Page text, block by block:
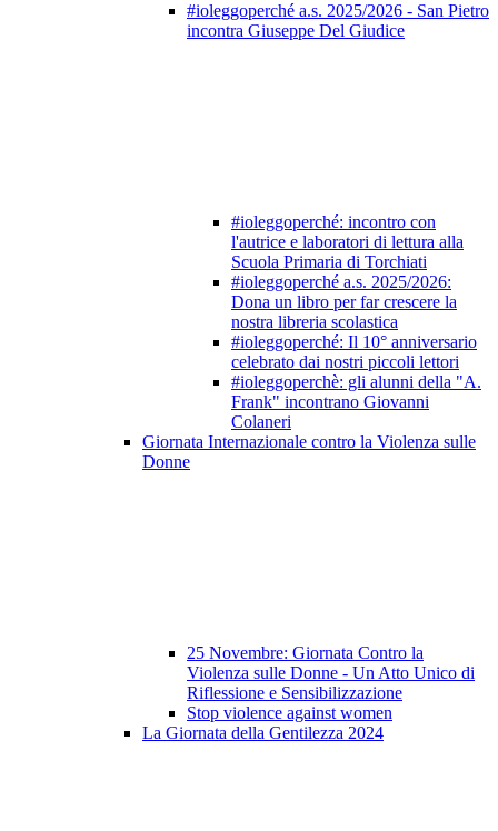
#ioleggoperché a.s. 2025/2026 - San Pietro
incontra Giuseppe Del Giudice
#ioleggoperché: incontro con
l'autrice e laboratori di lettura alla
Scuola Primaria di Torchiati
#ioleggoperché a.s. 2025/2026:
Dona un libro per far crescere la
nostra libreria scolastica
#ioleggoperché: Il 10° anniversario
celebrato dai nostri piccoli lettori
#ioleggoperchè: gli alunni della "A.
Frank" incontrano Giovanni
Colaneri
Giornata Internazionale contro la Violenza sulle
Donne
25 Novembre: Giornata Contro la
Violenza sulle Donne - Un Atto Unico di
Riflessione e Sensibilizzazione
Stop violence against women
La Giornata della Gentilezza 2024